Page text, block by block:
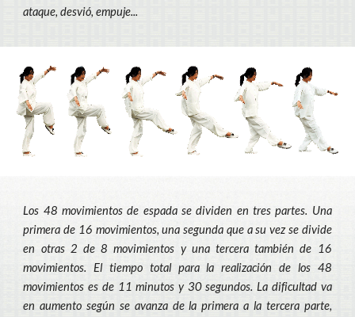
ataque, desvió, empuje...
Los 48 movimientos de espada se dividen en tres partes. Una
primera de 16 movimientos, una segunda que a su vez se divide
en otras 2 de 8 movimientos y una tercera también de 16
movimientos. El tiempo total para la realización de los 48
movimientos es de 11 minutos y 30 segundos. La dificultad va
en aumento según se avanza de la primera a la tercera parte,